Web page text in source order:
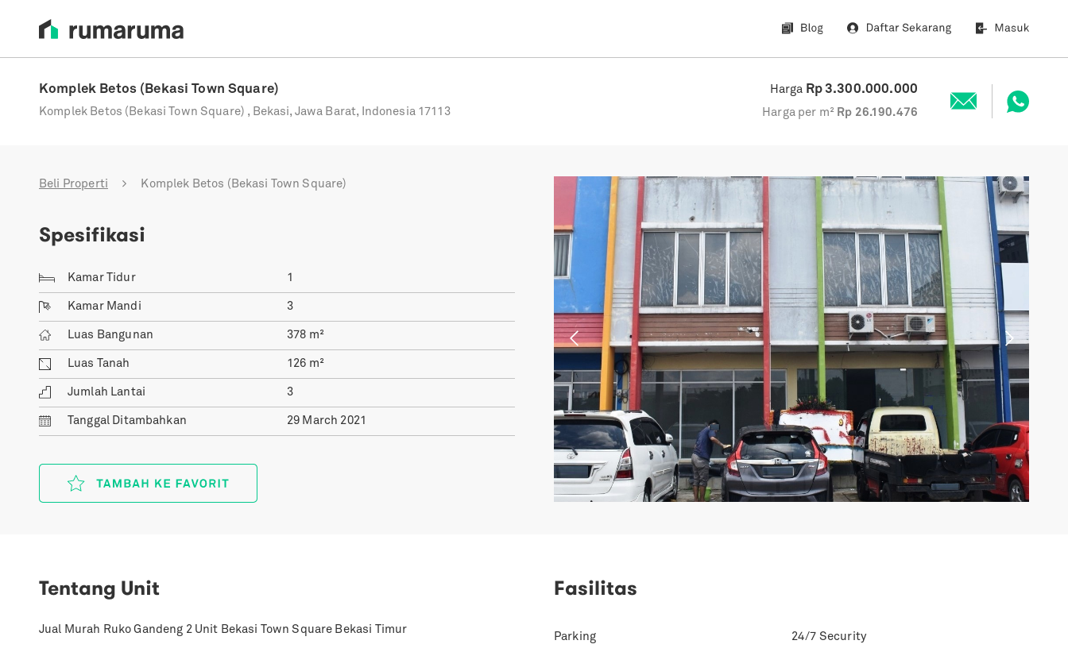
Komplek Betos (Bekasi Town Square)
Komplek Betos (Bekasi Town Square) , Bekasi, Jawa Barat, Indonesia 17113
Harga Rp 3.300.000.000
Harga per m² Rp 26.190.476
Beli Properti Komplek Betos (Bekasi Town Square)
Spesifikasi
Kamar Tidur 1
Kamar Mandi 3
Luas Bangunan 378 m²
Luas Tanah 126 m²
Jumlah Lantai 3
Tanggal Ditambahkan 29 March 2021
Previous Next
Tentang Unit
Jual Murah Ruko Gandeng 2 Unit Bekasi Town Square Bekasi Timur
Fasilitas
Parking 24/7 Security